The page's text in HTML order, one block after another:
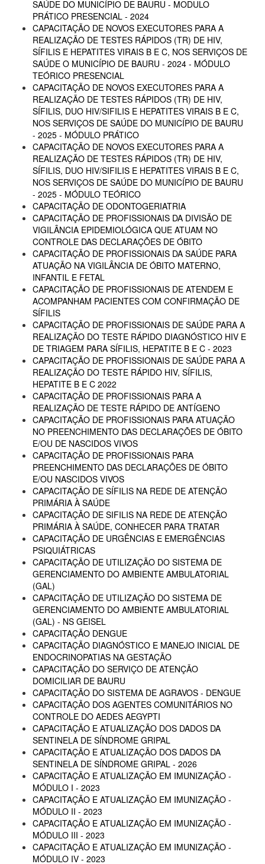
SAÚDE DO MUNICÍPIO DE BAURU - MODULO
PRÁTICO PRESENCIAL - 2024
CAPACITAÇÃO DE NOVOS EXECUTORES PARA A
REALIZAÇÃO DE TESTES RÁPIDOS (TR) DE HIV,
SÍFILIS E HEPATITES VIRAIS B E C, NOS SERVIÇOS DE
SAÚDE O MUNICÍPIO DE BAURU - 2024 - MÓDULO
TEÓRICO PRESENCIAL
CAPACITAÇÃO DE NOVOS EXECUTORES PARA A
REALIZAÇÃO DE TESTES RÁPIDOS (TR) DE HIV,
SÍFILIS, DUO HIV/SIFILIS E HEPATITES VIRAIS B E C,
NOS SERVIÇOS DE SAÚDE DO MUNICÍPIO DE BAURU
- 2025 - MÓDULO PRÁTICO
CAPACITAÇÃO DE NOVOS EXECUTORES PARA A
REALIZAÇÃO DE TESTES RÁPIDOS (TR) DE HIV,
SÍFILIS, DUO HIV/SIFILIS E HEPATITES VIRAIS B E C,
NOS SERVIÇOS DE SAÚDE DO MUNICÍPIO DE BAURU
- 2025 - MÓDULO TEÓRICO
CAPACITAÇÃO DE ODONTOGERIATRIA
CAPACITAÇÃO DE PROFISSIONAIS DA DIVISÃO DE
VIGILÂNCIA EPIDEMIOLÓGICA QUE ATUAM NO
CONTROLE DAS DECLARAÇÕES DE ÓBITO
CAPACITAÇÃO DE PROFISSIONAIS DA SAÚDE PARA
ATUAÇÃO NA VIGILÂNCIA DE ÓBITO MATERNO,
INFANTIL E FETAL
CAPACITAÇÃO DE PROFISSIONAIS DE ATENDEM E
ACOMPANHAM PACIENTES COM CONFIRMAÇÃO DE
SÍFILIS
CAPACITAÇÃO DE PROFISSIONAIS DE SAÚDE PARA A
REALIZAÇÃO DO TESTE RÁPIDO DIAGNÓSTICO HIV E
DE TRIAGEM PARA SÍFILIS, HEPATITE B E C - 2023
CAPACITAÇÃO DE PROFISSIONAIS DE SAÚDE PARA A
REALIZAÇÃO DO TESTE RÁPIDO HIV, SÍFILIS,
HEPATITE B E C 2022
CAPACITAÇÃO DE PROFISSIONAIS PARA A
REALIZAÇÃO DE TESTE RÁPIDO DE ANTÍGENO
CAPACITAÇÃO DE PROFISSIONAIS PARA ATUAÇÃO
NO PREENCHIMENTO DAS DECLARAÇÕES DE ÓBITO
E/OU DE NASCIDOS VIVOS
CAPACITAÇÃO DE PROFISSIONAIS PARA
PREENCHIMENTO DAS DECLARAÇÕES DE ÓBITO
E/OU NASCIDOS VIVOS
CAPACITAÇÃO DE SÍFILIS NA REDE DE ATENÇÃO
PRIMÁRIA À SAÚDE
CAPACITAÇÃO DE SIFILIS NA REDE DE ATENÇÃO
PRIMÁRIA À SAÚDE, CONHECER PARA TRATAR
CAPACITAÇÃO DE URGÊNCIAS E EMERGÊNCIAS
PSIQUIÁTRICAS
CAPACITAÇÃO DE UTILIZAÇÃO DO SISTEMA DE
GERENCIAMENTO DO AMBIENTE AMBULATORIAL
(GAL)
CAPACITAÇÃO DE UTILIZAÇÃO DO SISTEMA DE
GERENCIAMENTO DO AMBIENTE AMBULATORIAL
(GAL) - NS GEISEL
CAPACITAÇÃO DENGUE
CAPACITAÇÃO DIAGNÓSTICO E MANEJO INICIAL DE
ENDOCRINOPATIAS NA GESTAÇÃO
CAPACITAÇÃO DO SERVIÇO DE ATENÇÃO
DOMICILIAR DE BAURU
CAPACITAÇÃO DO SISTEMA DE AGRAVOS - DENGUE
CAPACITAÇÃO DOS AGENTES COMUNITÁRIOS NO
CONTROLE DO AEDES AEGYPTI
CAPACITAÇÃO E ATUALIZAÇÃO DOS DADOS DA
SENTINELA DE SÍNDROME GRIPAL
CAPACITAÇÃO E ATUALIZAÇÃO DOS DADOS DA
SENTINELA DE SÍNDROME GRIPAL - 2026
CAPACITAÇÃO E ATUALIZAÇÃO EM IMUNIZAÇÃO -
MÓDULO I - 2023
CAPACITAÇÃO E ATUALIZAÇÃO EM IMUNIZAÇÃO -
MÓDULO II - 2023
CAPACITAÇÃO E ATUALIZAÇÃO EM IMUNIZAÇÃO -
MÓDULO III - 2023
CAPACITAÇÃO E ATUALIZAÇÃO EM IMUNIZAÇÃO -
MÓDULO IV - 2023